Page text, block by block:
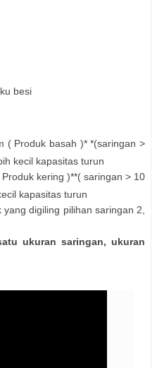
besi
( Produk basah )**(saringan >
kecil kapasitas turun
kering )**( saringan > 10
kapasitas turun
digiling pilihan saringan 2,
ukuran saringan, ukuran